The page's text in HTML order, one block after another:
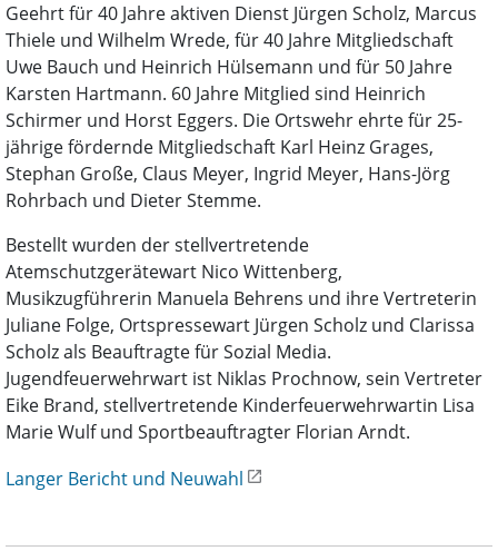
Geehrt für 40 Jahre aktiven Dienst Jürgen Scholz, Marcus
Thiele und Wilhelm Wrede, für 40 Jahre Mitgliedschaft
Uwe Bauch und Heinrich Hülsemann und für 50 Jahre
Karsten Hartmann. 60 Jahre Mitglied sind Heinrich
Schirmer und Horst Eggers. Die Ortswehr ehrte für 25-
jährige fördernde Mitgliedschaft Karl Heinz Grages,
Stephan Große, Claus Meyer, Ingrid Meyer, Hans-Jörg
Rohrbach und Dieter Stemme.
Bestellt wurden der stellvertretende
Atemschutzgerätewart Nico Wittenberg,
Musikzugführerin Manuela Behrens und ihre Vertreterin
Juliane Folge, Ortspressewart Jürgen Scholz und Clarissa
Scholz als Beauftragte für Sozial Media.
Jugendfeuerwehrwart ist Niklas Prochnow, sein Vertreter
Eike Brand, stellvertretende Kinderfeuerwehrwartin Lisa
Marie Wulf und Sportbeauftragter Florian Arndt.
Langer Bericht und Neuwahl